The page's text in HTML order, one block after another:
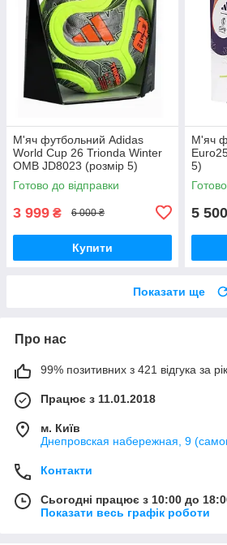
М'яч футбольний Adidas
World Cup 26 Trionda Winter
OMB JD8023 (розмір 5)
Готово до відправки
3 999 ₴ 6 000 ₴
Купити
М'яч
5)
5 500
Показати ще
Про нас
99% позитивних з 421 відгука за рік
Працює з 11.01.2018
м. Київ
Днепровская набережная, 9
Контакти
Сьогодні працює з 10:00 до
Показати весь графік роботи